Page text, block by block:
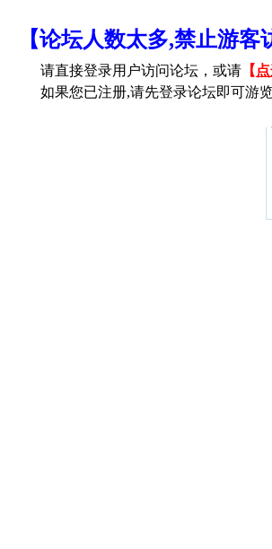
【论坛人数太多,禁止游
请直接登录用户访问论坛，或请 【
如果您已注册,请先登录论坛即可游